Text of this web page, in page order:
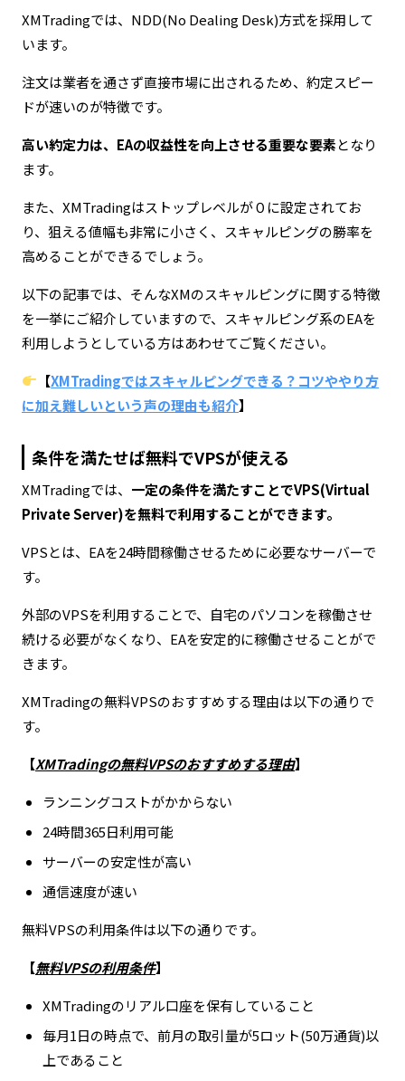
XMTradingでは、NDD(No Dealing Desk)方式を採用して
います。
注文は業者を通さず直接市場に出されるため、約定スピー
ドが速いのが特徴です。
高い約定力は、EAの収益性を向上させる重要な要素となり
ます。
また、XMTradingはストップレベルが０に設定されてお
り、狙える値幅も非常に小さく、スキャルピングの勝率を
高めることができるでしょう。
以下の記事では、そんなXMのスキャルピングに関する特徴
を一挙にご紹介していますので、スキャルピング系のEAを
利用しようとしている方はあわせてご覧ください。
【XMTradingではスキャルピングできる？コツややり方
に加え難しいという声の理由も紹介】
条件を満たせば無料でVPSが使える
XMTradingでは、 一定の条件を満たすことでVPS(Virtual
Private Server)を無料で利用することができます。
VPSとは、EAを24時間稼働させるために必要なサーバーで
す。
外部のVPSを利用することで、自宅のパソコンを稼働させ
続ける必要がなくなり、EAを安定的に稼働させることがで
きます。
XMTradingの無料VPSのおすすめする理由は以下の通りで
す。
【XMTradingの無料VPSのおすすめする理由】
ランニングコストがかからない
24時間365日利用可能
サーバーの安定性が高い
通信速度が速い
無料VPSの利用条件は以下の通りです。
【無料VPSの利用条件】
XMTradingのリアル口座を保有していること
毎月1日の時点で、前月の取引量が5ロット(50万通貨)以
上であること